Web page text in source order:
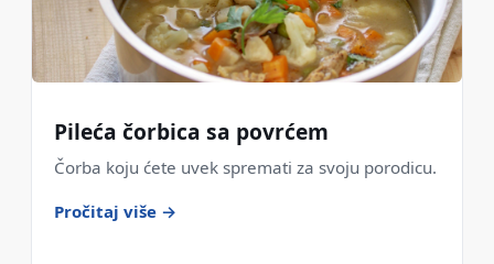
Pileća čorbica sa povrćem
Čorba koju ćete uvek spremati za svoju porodicu.
Pročitaj više →